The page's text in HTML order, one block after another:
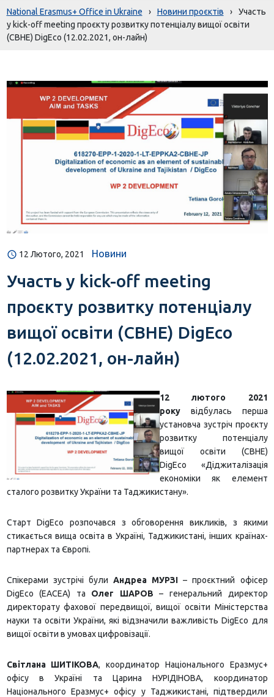
National Erasmus+ Office in Ukraine › Новини проєктів ›
Участь
у kick-off meeting проєкту розвитку потенціалу вищої освіти
(CBHE) DigEco (12.02.2021, он-лайн)
12 Лютого, 2021 Новини
Участь у kick-off meeting
проєкту розвитку потенціалу
вищої освіти (CBHE) DigEco
(12.02.2021, он-лайн)
12 лютого 2021
рокувідбулась перша
установча зустріч проєкту
розвитку потенціалу
вищої освіти (CBHE)
DigEco «Діджиталізація
економіки як елемент
сталого розвитку України та Таджикистану».
Старт DigEco розпочався з обговорення викликів, з якими
стикається вища освіта в Україні, Таджикистані, інших країнах-
партнерах та Європі.
Спікерами зустрічі були Андреа МУРЗІ – проєктний офісер
DigEco (EACEA) та Олег ШАРОВ – генеральний директор
директорату фахової передвищої, вищої освіти Міністерства
науки та освіти України, які відзначили важливість DigEco для
вищої освіти в умовах цифровізації.
Світлана ШИТІКОВА, координатор Національного Еразмус+
офісу в Україні та Царина НУРІДІНОВА, координатор
Національного Еразмус+ офісу у Таджикистані, підтвердили